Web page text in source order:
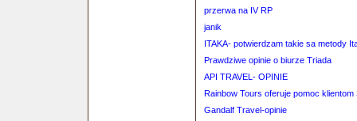
przerwa na IV RP
janik
ITAKA- potwierdzam takie sa metody
Prawdziwe opinie o biurze Triada
API TRAVEL- OPINIE
Rainbow Tours oferuje pomoc klientom
Gandalf Travel-opinie